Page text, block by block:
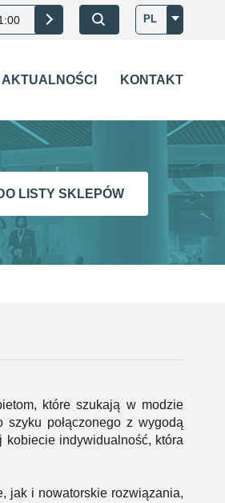
PL
AKTUALNOŚCI KONTAKT
LISTY SKLEPÓW
które szukają w modzie
połączonego z wygodą
indywidualność, która
jak i nowatorskie rozwiązania,